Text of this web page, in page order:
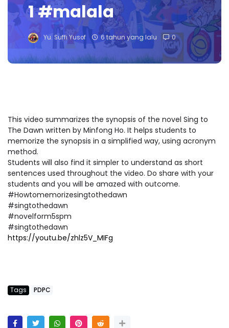
1 #malala
Yu. Suffi Yusof 6 tahun yang lalu 0
This video summarizes the synopsis of the novel Sing to
The Dawn written by Minfong Ho. It helps students to
memorize the synopsis in a simplified way, using acronym
method.
Students will also find it simpler to understand as short
sentences used throughout the video. Do share with your
students and you will be amazed with outcome.
#Howtomemorizesingtothedawn
#singtothedawn
#novelform5spm
#singtothedawn
https://youtu.be/zhlz5V_MIFg
Tags PDPC